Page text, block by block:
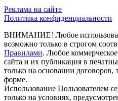
Реклама на сайте
Политика конфиденциальности
ВНИМАНИЕ! Любое
возможно только в строгом
Правилами. Любое
сайта и их публикация в
только на основании
форме.
Использование Пользователем
только на условиях,